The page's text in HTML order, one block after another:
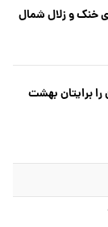
خنک و زلال شمال
برایتان بهشت